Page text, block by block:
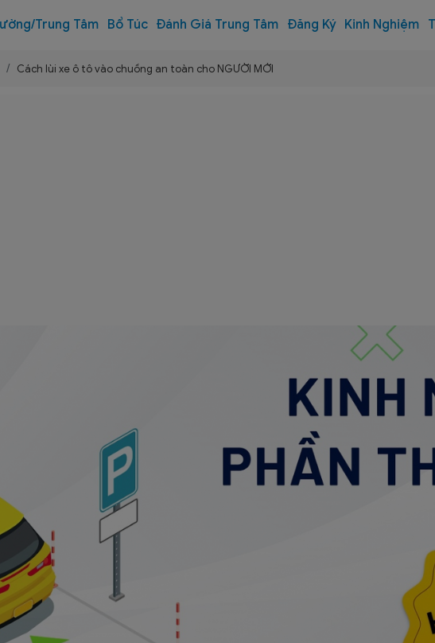
Trung Tâm Bổ Túc Đánh Giá Trung Tâm Đăng Ký Kinh Nghiệm
Cách lùi xe ô tô vào chuồng an toàn cho NGƯỜI MỚI